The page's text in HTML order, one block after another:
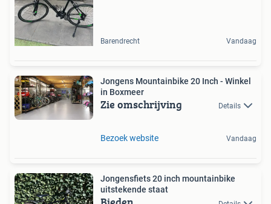
Barendrecht Vandaag
Jongens Mountainbike 20 Inch - Winkel
in Boxmeer
Zie omschrijving Details
Bezoek website Vandaag
Jongensfiets 20 inch mountainbike
uitstekende staat